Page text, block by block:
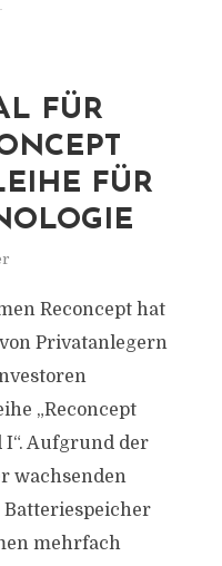
FÜR
FÜR
Reconcept hat
Privatanlegern
„Reconcept
I“. Aufgrund der
wachsenden
mehrfach